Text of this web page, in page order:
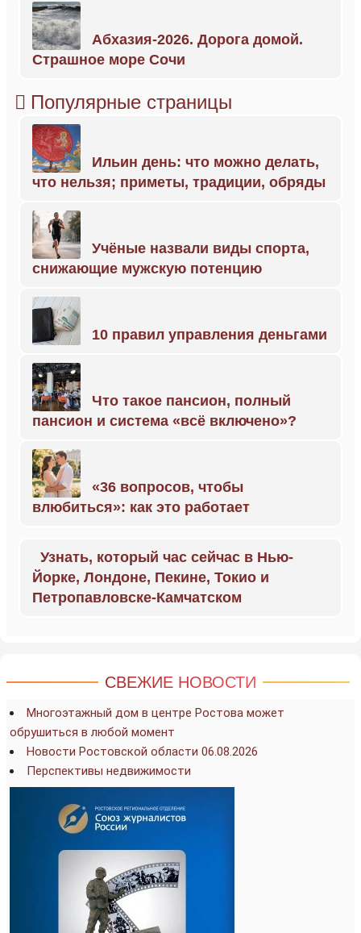
Абхазия-2026. Дорога домой.
Страшное море Сочи
Популярные страницы
Ильин день: что можно делать,
что нельзя; приметы, традиции, обряды
Учёные назвали виды спорта,
снижающие мужскую потенцию
10 правил управления деньгами
Что такое пансион, полный
пансион и система «всё включено»?
«36 вопросов, чтобы
влюбиться»: как это работает
Узнать, который час сейчас в Нью-
Йорке, Лондоне, Пекине, Токио и
Петропавловске-Камчатском
СВЕЖИЕ НОВОСТИ
Многоэтажный дом в центре Ростова может
обрушиться в любой момент
Новости Ростовской области 06.08.2026
Перспективы недвижимости